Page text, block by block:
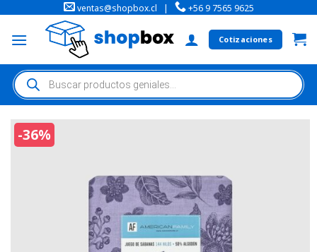
ventas@shopbox.cl | +56 9 7565 9625
Cotizaciones
-36%